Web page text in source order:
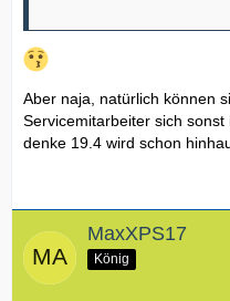
Aber naja, natürlich können
Servicemitarbeiter sich
denke 19.4 wird schon
MaxXPS17
König